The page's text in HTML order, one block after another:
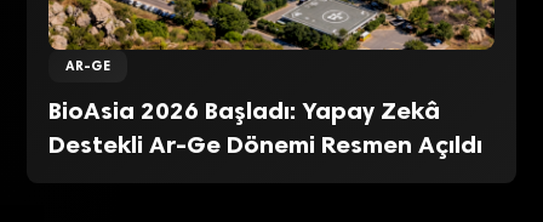
AR-GE
BioAsia 2026 Başladı: Yapay Zekâ
Destekli Ar-Ge Dönemi Resmen Açıldı